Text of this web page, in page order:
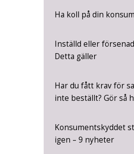
Ha koll på din
Inställd eller
Detta gäller
Har du fått krav för
inte beställt? Gör så
Konsumentskyddet
igen – 9 nyheter